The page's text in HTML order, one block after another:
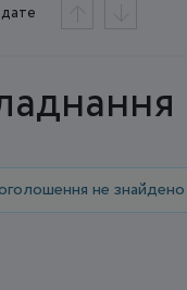
дате
не знайдено